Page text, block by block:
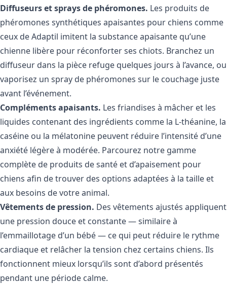
Diffuseurs et sprays de phéromones. Les produits de
phéromones synthétiques apaisantes pour chiens comme
ceux deAdaptil imitent la substance apaisante qu’une
chienne libère pour réconforter ses chiots. Branchez un
diffuseur dans la pièce refuge quelques jours à l’avance, ou
vaporisez un spray de phéromones sur le couchage juste
avant l’événement.
Compléments apaisants. Les friandises à mâcher et les
liquides contenant des ingrédients comme la L-théanine, la
caséine ou la mélatonine peuvent réduire l’intensité d’une
anxiété légère à modérée. Parcourez notre gamme
complète de produits de santé et d’apaisement pour
chiens afin de trouver des options adaptées à la taille et
aux besoins de votre animal.
Vêtements de pression. Des vêtements ajustés appliquent
une pression douce et constante — similaire à
l’emmaillotage d’un bébé — ce qui peut réduire le rythme
cardiaque et relâcher la tension chez certains chiens. Ils
fonctionnent mieux lorsqu’ils sont d’abord présentés
pendant une période calme.